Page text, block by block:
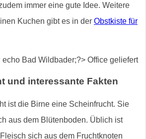
immer eine gute Idee. Weitere
Kuchen gibt es in der Obstkiste für
und interessante Fakten
ist die Birne eine Scheinfrucht. Sie
aus dem Blütenboden. Üblich ist
sich aus dem Fruchtknoten